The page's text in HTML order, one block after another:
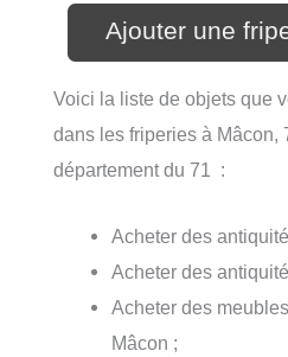
Ajouter une
Voici la liste de objets que
dans les friperies à Mâcon,
département du 71 :
Acheter des
Acheter des
Acheter des
Mâcon ;